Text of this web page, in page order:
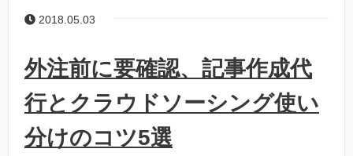
2018.05.03
外注前に要確認、記事作成代
行とクラウドソーシング使い
分けのコツ5選